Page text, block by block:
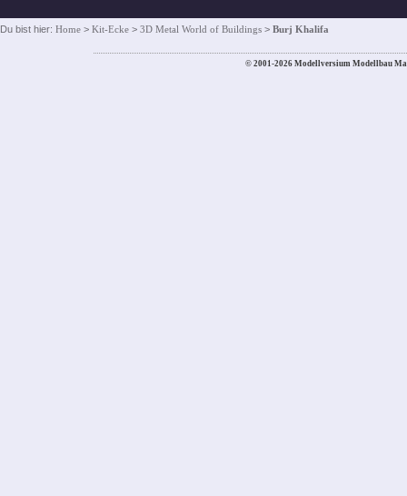
Du bist hier: Home > Kit-Ecke > 3D Metal World of Buildings > Burj Khalifa
© 2001-2026 Modellversium Modellbau